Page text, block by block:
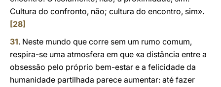
Cultura do confronto, não; cultura do encontro, sim».
[28]
31. Neste mundo que corre sem um rumo comum,
respira-se uma atmosfera em que «a distância entre a
obsessão pelo próprio bem-estar e a felicidade da
humanidade partilhada parece aumentar: até fazer